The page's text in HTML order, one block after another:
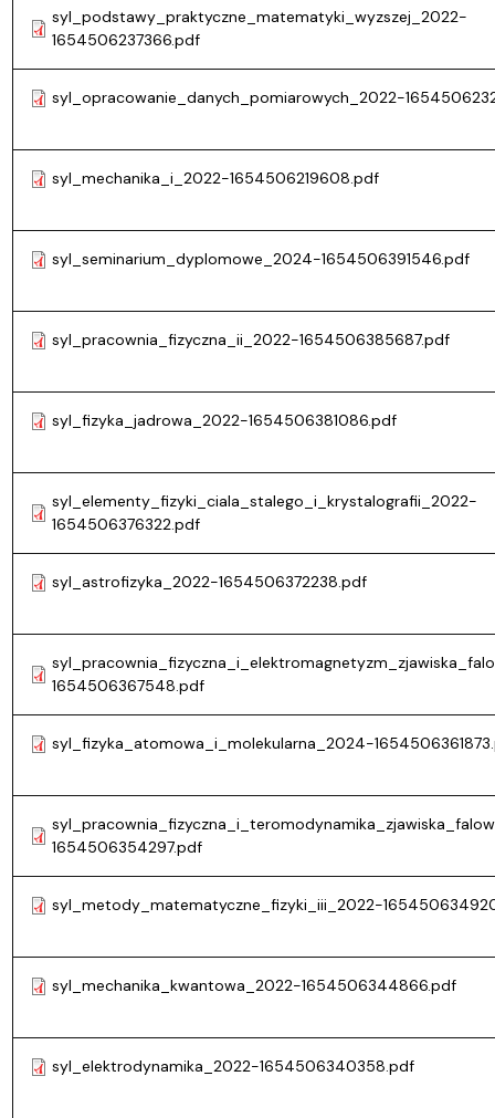
syl_podstawy_praktyczne_matematyki_wyzszej_2022-
1654506237366.pdf
syl_opracowanie_danych_pomiarowych_2022-
syl_mechanika_i_2022-1654506219608.pdf
syl_seminarium_dyplomowe_2024-1654506391546.pdf
syl_pracownia_fizyczna_ii_2022-1654506385687.pdf
syl_fizyka_jadrowa_2022-1654506381086.pdf
syl_elementy_fizyki_ciala_stalego_i_krystalografii_2022-
1654506376322.pdf
syl_astrofizyka_2022-1654506372238.pdf
1654506367548.pdf
syl_fizyka_atomowa_i_molekularna_2024-
1654506354297.pdf
syl_metody_matematyczne_fizyki_iii_2022-
syl_mechanika_kwantowa_2022-1654506344866.pdf
syl_elektrodynamika_2022-1654506340358.pdf